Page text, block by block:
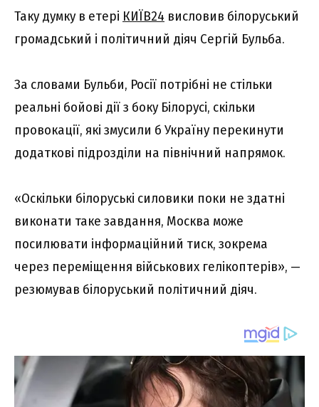
Таку думку в етері КИЇВ24 висловив білоруський
громадський і політичний діяч Сергій Бульба.
За словами Бульби, Росії потрібні не стільки
реальні бойові дії з боку Білорусі, скільки
провокації, які змусили б Україну перекинути
додаткові підрозділи на північний напрямок.
«Оскільки білоруські силовики поки не здатні
виконати таке завдання, Москва може
посилювати інформаційний тиск, зокрема
через переміщення військових гелікоптерів», —
резюмував білоруський політичний діяч.